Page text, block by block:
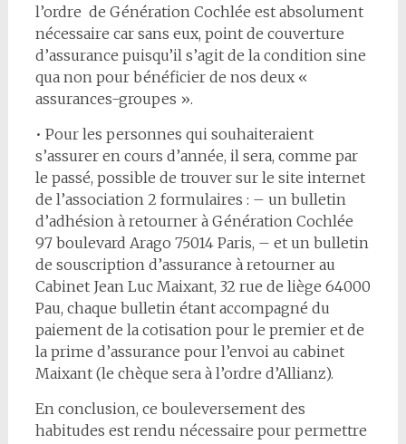
l’ordre de Génération Cochlée est absolument
nécessaire car sans eux, point de couverture
d’assurance puisqu’il s’agit de la condition sine
qua non pour bénéficier de nos deux «
assurances-groupes ».
• Pour les personnes qui souhaiteraient
s’assurer en cours d’année, il sera, comme par
le passé, possible de trouver sur le site internet
de l’association 2 formulaires : – un bulletin
d’adhésion à retourner à Génération Cochlée
97 boulevard Arago 75014 Paris, – et un bulletin
de souscription d’assurance à retourner au
Cabinet Jean Luc Maixant, 32 rue de liège 64000
Pau, chaque bulletin étant accompagné du
paiement de la cotisation pour le premier et de
la prime d’assurance pour l’envoi au cabinet
Maixant (le chèque sera à l’ordre d’Allianz).
En conclusion, ce bouleversement des
habitudes est rendu nécessaire pour permettre